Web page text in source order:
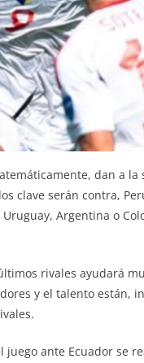
dan a
clave serán contra,
Argentina o
rivales ayudará
y el talento están,
ante Ecuador se